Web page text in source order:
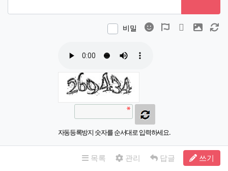
비밀 이모티콘폰트어썸
동영상 이미지
자동등록방지 숫자를 순서대로 입력하세요.
목록 관리 답글 쓰기